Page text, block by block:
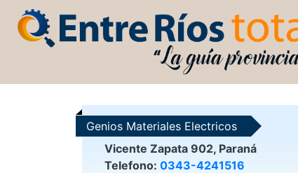
Genios Materiales Electricos
Vicente Zapata 902, Paraná
Telefono: 0343-4241516